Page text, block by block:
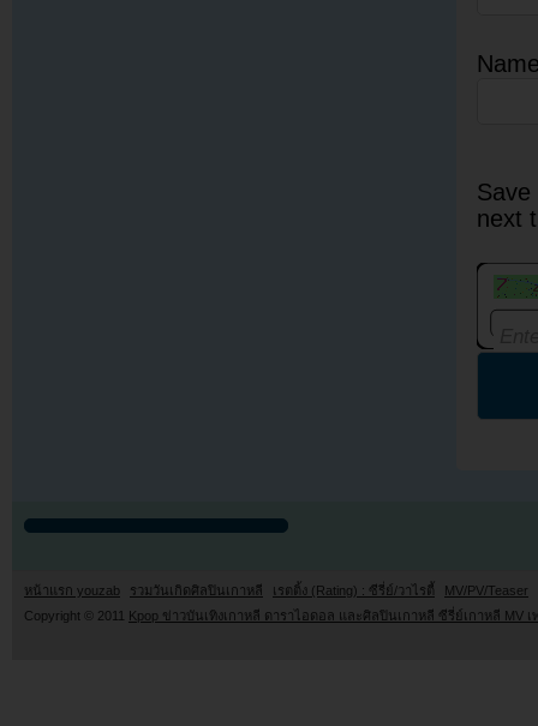
next
หน้าแรก youzab รวมวันเกิดศิลปินเกาหลี เรตติ้ง (Rating) : ซีรี่ย์/วาไรตี้
MV/PV/Teaser
Copyright © 2011 Kpop ข่าวบันเทิงเกาหลี ดาราไอดอล และศิลปินเกาหลี ซีรี่ย์เกาหลี MV